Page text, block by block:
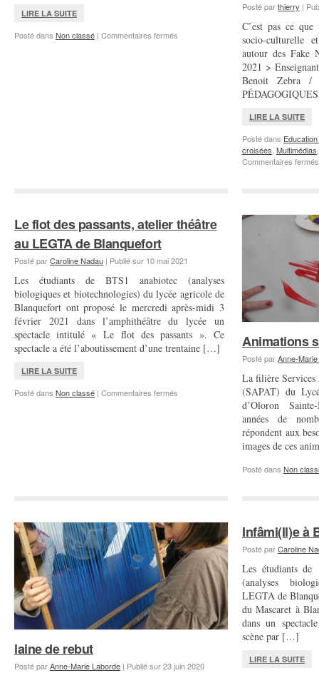
LIRE LA SUITE
Posté dans Non classé | Commentaires fermés
Posté parthierry |
C’est pas ce
socio-culturelle
autour des Fake
2021 >
Benoit Zebra /
LIRE LA SUITE
Posté dans
croisées, Multimédias
Commentaires fermés
Le flot des passants, atelier théâtre
au LEGTA de Blanquefort
Posté parCaroline Nadau | Publié sur 10 mai 2021
Les étudiants de BTS1 anabiotec (analyses
biologiques et biotechnologies) du lycée agricole de
Blanquefort ont proposé le mercredi après-midi 3
février 2021 dans l’amphithéâtre du lycée un
spectacle intitulé « Le flot des passants ». Ce
spectacle a été l’aboutissement d’une trentaine […]
LIRE LA SUITE
Posté dans Non classé | Commentaires fermés
Animations
Posté parAnne-
La filière Services
(SAPAT) du
d’Oloron
années de
répondent aux
images de ces
Posté dans Non
laine de rebut
Posté parAnne-Marie Laborde | Publié sur23 juin 2020
Infâmi(ll)e à
Posté parCaroline
Les étudiants de
(analyses
LEGTA de
du Mascaret à
dans un
scène par […]
LIRE LA SUITE